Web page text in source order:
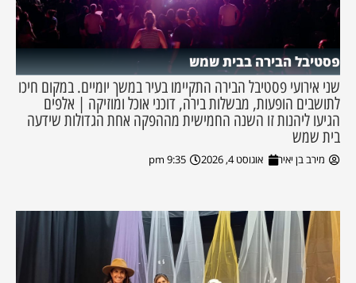
פסטיבל הבירה בבית שמש
שני אירועי פסטיבל הבירה התקיימו בעיר במשך יומיים. במקום חיכו
לתושבים הופעות, מבשלות בירה, דוכני אוכל ומוזיקה | אלפים
הגיעו ליהנות זו השנה החמישית מההפקה אחת הגדולות שידעה
בית שמש
מירב בן יאיר אוגוסט 4, 2026 9:35 pm